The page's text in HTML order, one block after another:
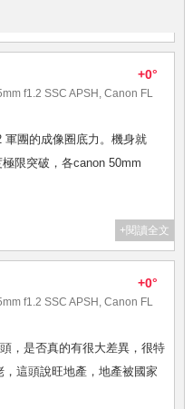
+0°
f1.2 SSC APSH , Canon FL
團的成像圈底力。機身就
限突破，各canon 50mm
+閱讀全文
+0°
f1.2 SSC APSH , Canon FL
，是否真的有很大差異，很特
這頭說旺地產，地產被國家